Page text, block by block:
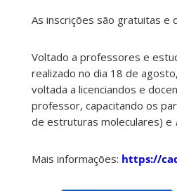
As inscrições são gratuitas e
Voltado a professores e
realizado no dia 18 de
voltada a licenciandos e
professor, capacitando os
de estruturas moleculares) e
Mais informações: https://